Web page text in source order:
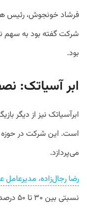
فرشاد خونجوش، رئیس
شرکت گفته بود به سهم
بود.
ابر آسیاتک:
ابرآسیاتک نیز از دیگر
می‌پردازد.
رضا رجال‌زاده،
نسبتی